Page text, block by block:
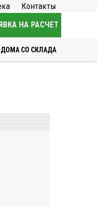
Контакты
НА РАСЧЕТ
ДОМА СО СКЛАДА